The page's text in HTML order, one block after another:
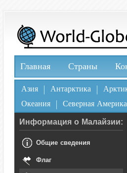
Главная Страны
Азия Антарктика
Океания
Северная Америка
Информация о Малайзии:
Общие сведения
Флаг